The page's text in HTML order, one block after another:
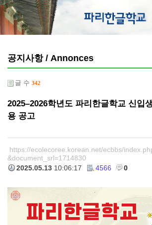
공지사항 / Annonces
글 수 342
2025–2026학년도 파리한글학교 신입
용 공고
https://ecolecoree.korean.net/ecbbs/
&document_srl=1714830
2025.05.13 10:06:17 4566 0